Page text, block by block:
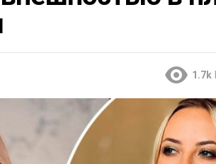
1.7k